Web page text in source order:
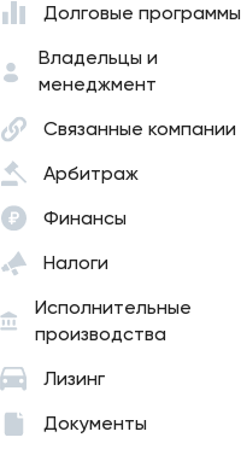
Долговые программы
Владельцы и
менеджмент
Связанные компании
Арбитраж
Финансы
Налоги
Исполнительные
производства
Лизинг
Документы